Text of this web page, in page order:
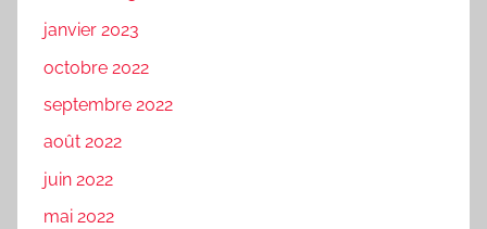
janvier 2023
octobre 2022
septembre 2022
août 2022
juin 2022
mai 2022